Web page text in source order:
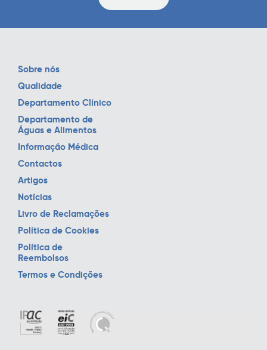
Sobre nós
Qualidade
Departamento Clínico
Departamento de
Águas e Alimentos
Informação Médica
Contactos
Artigos
Notícias
Livro de Reclamações
Política de Cookies
Política de
Reembolsos
Termos e Condições